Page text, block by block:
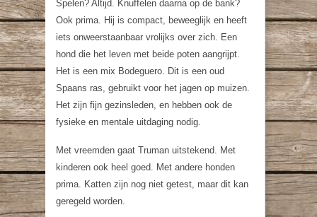
Spelen? Altijd. Knuffelen daarna op de bank?
Ook prima. Hij is compact, beweeglijk en heeft
iets onweerstaanbaar vrolijks over zich. Een
hond die het leven met beide poten aangrijpt.
Het is een mix Bodeguero. Dit is een oud
Spaans ras, gebruikt voor het jagen op muizen.
Het zijn fijn gezinsleden, en hebben ook de
fysieke en mentale uitdaging nodig.
Met vreemden gaat Truman uitstekend. Met
kinderen ook heel goed. Met andere honden
prima. Katten zijn nog niet getest, maar dit kan
geregeld worden.